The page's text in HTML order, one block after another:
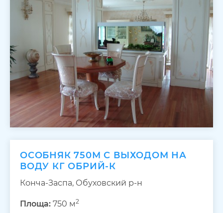
ОСОБНЯК 750М С ВЫХОДОМ НА
ВОДУ КГ ОБРИЙ-К
Конча-Заспа, Обуховский р-н
Площа: 750 м2